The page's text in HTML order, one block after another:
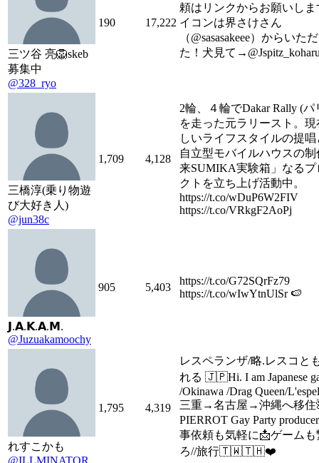
三ツ谷 亮🦁skeb
募集中
@328_ryo
190 17,222
頼はリンクからお願いしま
イコンは界さけさん
（@sasasakeee）からいた
た！犬見て
三橋淳(乗り物遊
び大好き人)
@jun38c
1,709 4,128
2輪、４輪でDakar Rally (パ
を走った元ラリースト。現
しいライフスタイルの提
自立型モバイルハウスの制
来SUMIKA実験箱」なるプ
クトを立ち上げ活動中。
https://t.co/wDuP6W2FIV
https://t.co/VRkgF2AoPj
𝗝.𝗔.𝗞.𝗔.𝗠.
@Juzuakamoochy
905 5,403
https://t.co/G72SQrFz79
https://t.co/wIwYtnUlSr 🍉
れすこかも
@ILLMINATOR
1,795 4,319
レスペランザ/略.レスコと
れる 🇯🇵Hi. I am Japanese
/Okinawa /Drag Queen/
三重→名古屋→沖縄へ移住
PIERROT Gay Party
事依頼も気軽に📩ゲームも
ろ//旅行🇹🇼🇹🇭❤️